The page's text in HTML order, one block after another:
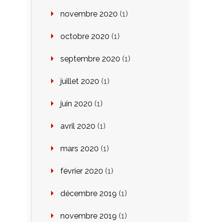
novembre 2020 (1)
octobre 2020 (1)
septembre 2020 (1)
juillet 2020 (1)
juin 2020 (1)
avril 2020 (1)
mars 2020 (1)
février 2020 (1)
décembre 2019 (1)
novembre 2019 (1)